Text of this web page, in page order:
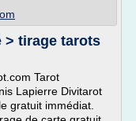
> tirage tarots
Tarot
Lapierre Divitarot
gratuit immédiat.